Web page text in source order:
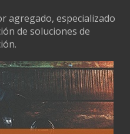
agregado, especializado
de soluciones de